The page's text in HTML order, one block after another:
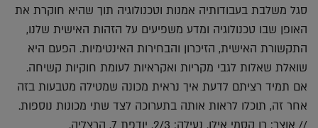
סגל משלבת בעבודותיה אמנות וטכנולוגיה תוך שהיא חוקרת את
האופן שבו טכנולוגיה ומדע משפיעים על הזהות האישית שלנו,
התקשורת האישית, הזיכרון והבחירות האינטימיות. הפעם היא
שואלת שאלות לגבי מקריות ואקראיות לעומת חוקיות קשיחה.
אם תמיד רציתם לדעת איך נראית מכונה שמטילה מטבעות בזה
אחר זה, תוכלו לראות אותה בתערוכה לצד שתי מכונות נוספות.